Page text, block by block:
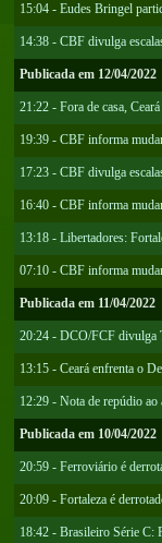
15:04 - Eudes Bringel
14:38 - CBF divulga
Publicada em 12/04/2022
21:22 - Fora de casa,
19:39 - CBF informa
17:23 - CBF divulga
16:40 - CBF informa
13:18 - Libertadores:
07:10 - CBF informa
Publicada em 11/04/2022
20:24 - DCO/FCF divulga
13:15 - Ceará enfrenta o
12:29 - Nota de repúdio
Publicada em 10/04/2022
20:59 - Ferroviário é
20:09 - Fortaleza é
18:42 - Brasileiro Série C: